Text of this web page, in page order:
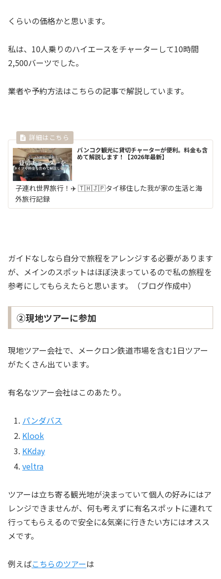
くらいの価格かと思います。
私は、10人乗りのハイエースをチャーターして10時間
2,500バーツでした。
業者や予約方法はこちらの記事で解説しています。
バンコク観光に貸切チャーターが便利。料金も含
めて解説します！【2026年最新】
子連れ世界旅行！✈️ 🇹🇭🇯🇵タイ移住した我が家の生活と海
外旅行記録
ガイドなしなら自分で旅程をアレンジする必要があります
が、メインのスポットはほぼ決まっているので私の旅程を
参考にしてもらえたらと思います。（ブログ作成中）
②現地ツアーに参加
現地ツアー会社で、メークロン鉄道市場を含む1日ツアー
がたくさん出ています。
有名なツアー会社はこのあたり。
パンダバス
Klook
KKday
veltra
ツアーは立ち寄る観光地が決まっていて個人の好みにはア
レンジできませんが、何も考えずに有名スポットに連れて
行ってもらえるので安全に&気楽に行きたい方にはオスス
メです。
例えばこちらのツアーは